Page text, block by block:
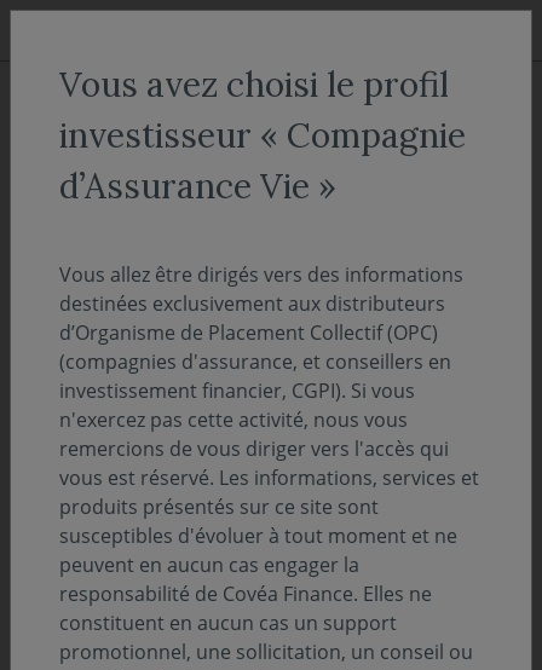
Aller au menu
Aller au contenu
COVEA FINANCE Nos expertises La gestion Taux
La gestion Taux
Une expertise historique
L’équipe de gestion Taux a su enrichir toutes ces
années sonsavoir-faire en matière de gestion
obligataire de long terme et a prouvé sa capacité à
analyser avec rigueur de nombreuses dettes
souveraines.
L'équipe Gestion Mandats Taux
Vous avez choisi le profil
investisseur « Compagnie
d’Assurance Vie »
Vous allez être dirigés vers des informations
destinées exclusivement aux distributeurs
d’Organisme de Placement Collectif (OPC)
(compagnies d'assurance, et conseillers en
investissement financier, CGPI). Si vous
n'exercez pas cette activité, nous vous
remercions de vous diriger vers l'accès qui
vous est réservé. Les informations, services et
produits présentés sur ce site sont
susceptibles d'évoluer à tout moment et ne
peuvent en aucun cas engager la
responsabilité de Covéa Finance. Elles ne
constituent en aucun cas un support
promotionnel, une sollicitation, un conseil ou